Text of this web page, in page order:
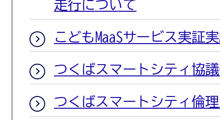
走行について
こどもMaaSサービス実証
つくばスマートシティ協
つくばスマートシティ倫